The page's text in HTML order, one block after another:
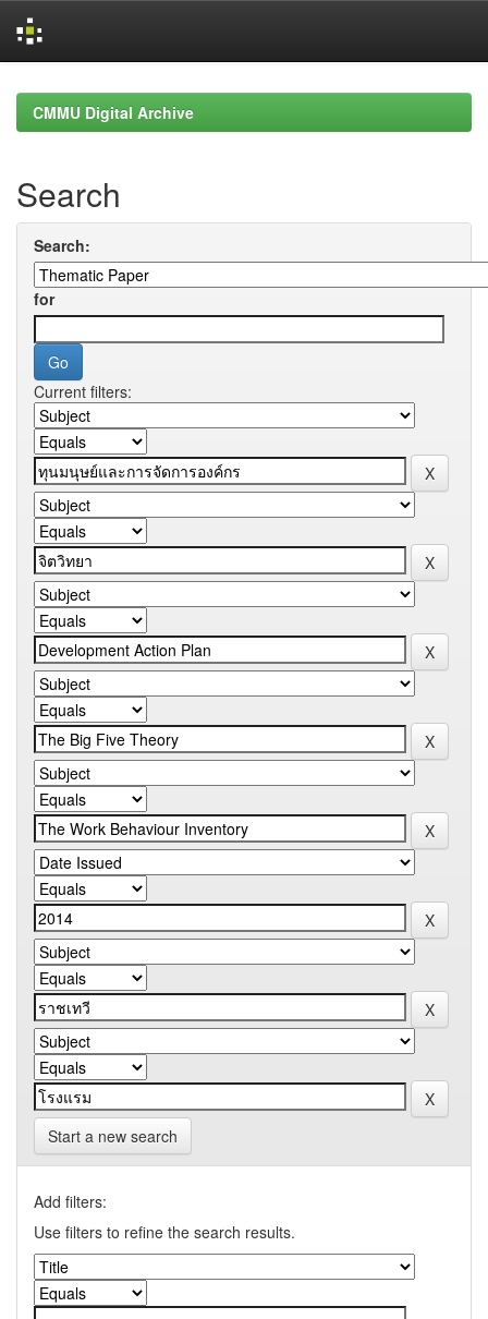
navigationCMMU Digital Archive
Search
Search:
for
Current filters:
Start a new search
Add filters:
Use filters to refine the search results.